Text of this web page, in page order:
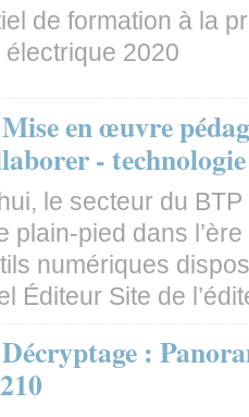
de formation à la
électrique 2020
en œuvre
- technologie
le secteur du
plain-pied dans
numériques
Éditeur Site de
: